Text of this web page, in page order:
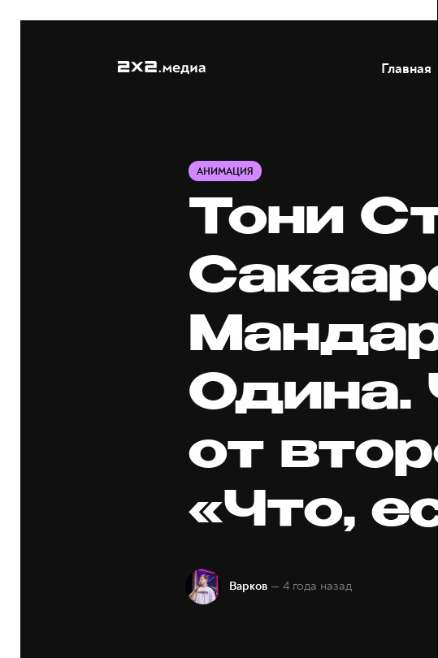
Главная
АНИМАЦИЯ
Тони
Одина.
от
«Что,
Варков — 4 года назад